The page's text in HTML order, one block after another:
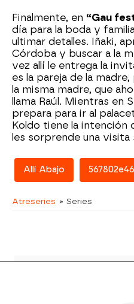
Finalmente, en “Gau
día para la boda y
ultimar detalles. Iñaki,
Córdoba y buscar a la
vez allí le entrega la
es la pareja de la
la misma madre, que
llama Raúl. Mientras en
prepara para ir al
Koldo tiene la intención
les sorprende una visita
Allí Abajo
Atreseries » Series